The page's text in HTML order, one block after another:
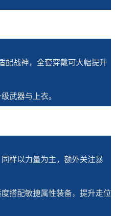
配战神，全套穿戴可大幅提升
武器与上衣。
样以力量为主，额外关注暴
搭配敏捷属性装备，提升走位